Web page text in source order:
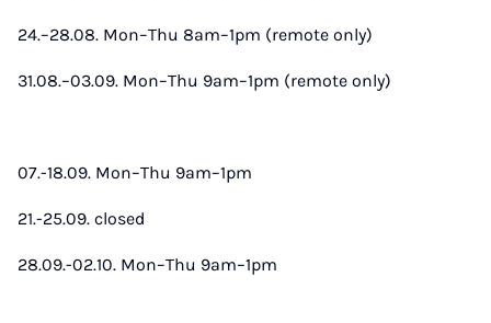
24.–28.08. Mon–Thu 8am–1pm (remote only)
31.08.–03.09. Mon–Thu 9am–1pm (remote only)
07.-18.09. Mon–Thu 9am–1pm
21.-25.09. closed
28.09.-02.10. Mon–Thu 9am–1pm